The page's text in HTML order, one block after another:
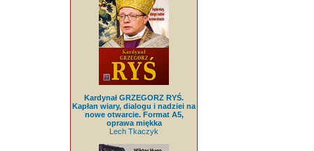
Kardynał GRZEGORZ RYŚ.
Kapłan wiary, dialogu i nadziei na
nowe otwarcie. Format A5,
oprawa miękka
Lech Tkaczyk